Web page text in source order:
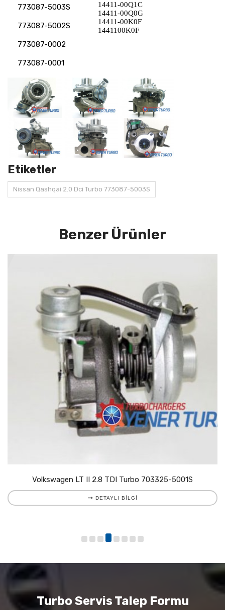
773087-5003S
773087-5002S
773087-0002
773087-0001
14411-00Q1C
14411-00Q0G
14411-00K0F
1441100K0F
Etiketler
Nissan Qashqai 2.0 Dci Turbo 773087-5003S
Benzer Ürünler
Volkswagen LT II 2.8 TDI Turbo 703325-5001S
DETAYLI BILGI
Turbo Servis Talep Formu